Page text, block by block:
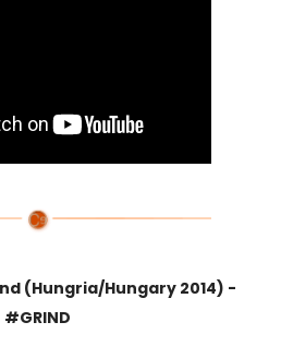
(Hungria/Hungary 2014) -
#GRIND